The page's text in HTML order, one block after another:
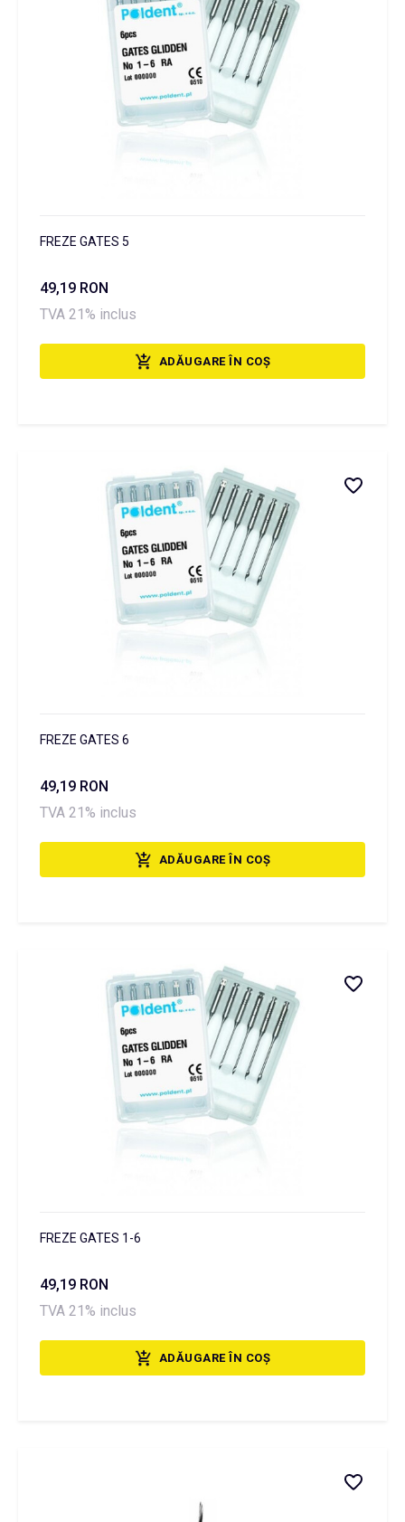
FREZE GATES 5
49,19 RON
TVA 21% inclus
ADĂUGARE ÎN COȘ
FREZE GATES 6
49,19 RON
TVA 21% inclus
ADĂUGARE ÎN COȘ
FREZE GATES 1-6
49,19 RON
TVA 21% inclus
ADĂUGARE ÎN COȘ